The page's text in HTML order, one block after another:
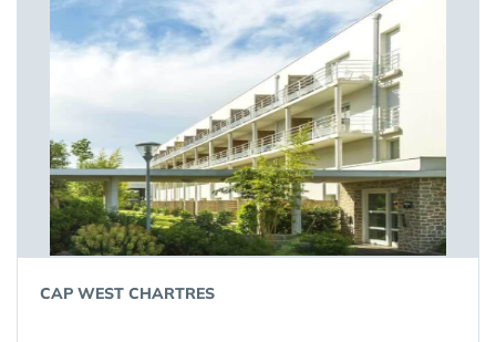
CAP WEST CHARTRES